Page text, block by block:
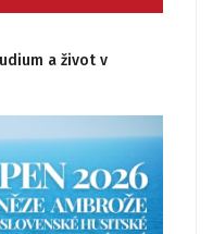
a život v